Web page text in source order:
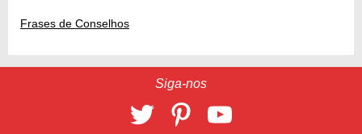
Frases de Conselhos
Siga-nos